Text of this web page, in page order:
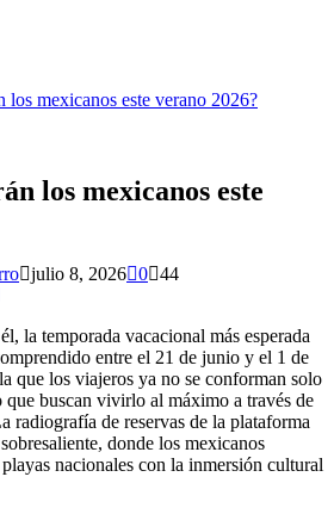
los mexicanos este verano 2026?
los mexicanos este
julio 8, 2026 0 44
la temporada vacacional más esperada
entre el 21 de junio y el 1 de
que los viajeros ya no se conforman solo
buscan vivirlo al máximo a través de
radiografía de reservas de la plataforma
donde los mexicanos
nacionales con la inmersión cultural